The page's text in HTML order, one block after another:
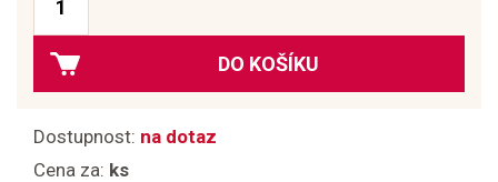
DO KOŠÍKU
Dostupnost: na dotaz
Cena za: ks